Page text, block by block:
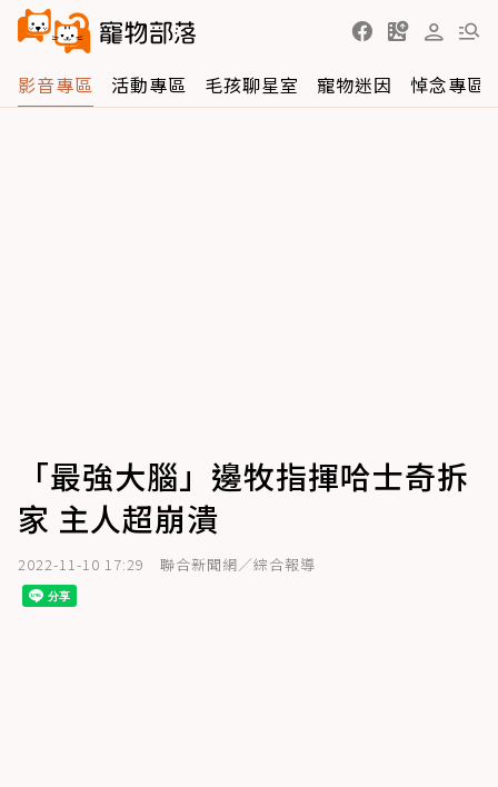
影音專區 活動專區 毛孩聊星室 寵物迷因 悼念專區
「最強大腦」邊牧指揮哈士奇拆
家 主人超崩潰
2022-11-10 17:29 聯合新聞網／綜合報導